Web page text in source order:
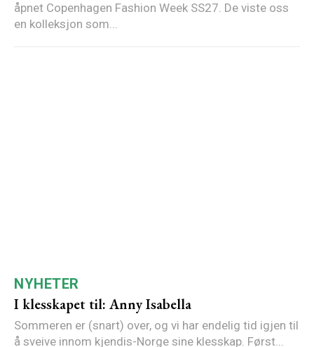
åpnet Copenhagen Fashion Week SS27. De viste oss
en kolleksjon som...
NYHETER
I klesskapet til: Anny Isabella
Sommeren er (snart) over, og vi har endelig tid igjen til
å sveive innom kjendis-Norge sine klesskap. Først...